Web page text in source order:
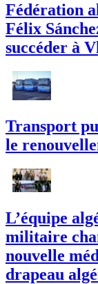
Fédération
Félix
succéder à
Transport
le
L’équipe
militaire
nouvelle
drapeau